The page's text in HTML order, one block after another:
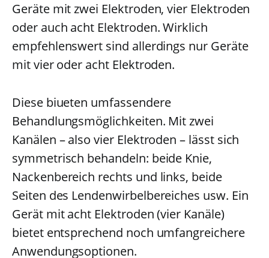
Geräte mit zwei Elektroden, vier Elektroden
oder auch acht Elektroden. Wirklich
empfehlenswert sind allerdings nur Geräte
mit vier oder acht Elektroden.
Diese biueten umfassendere
Behandlungsmöglichkeiten. Mit zwei
Kanälen – also vier Elektroden – lässt sich
symmetrisch behandeln: beide Knie,
Nackenbereich rechts und links, beide
Seiten des Lendenwirbelbereiches usw. Ein
Gerät mit acht Elektroden (vier Kanäle)
bietet entsprechend noch umfangreichere
Anwendungsoptionen.